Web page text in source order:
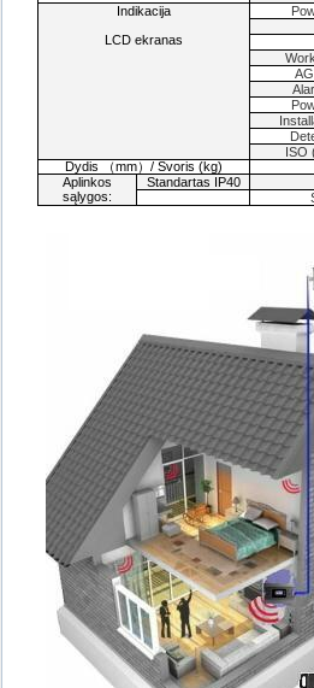
Indikacija
LCD ekranas
ISO
Dydis
（mm）/ Svoris (kg)
Aplinkos
sąlygos:
Standartas IP40